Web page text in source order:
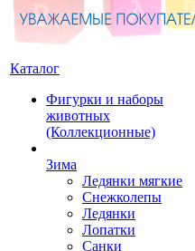
Каталог
Фигурки и наборы
животных
(Коллекционные)
Зима
Ледянки мягкие
Снежколепы
Ледянки
Лопатки
Санки